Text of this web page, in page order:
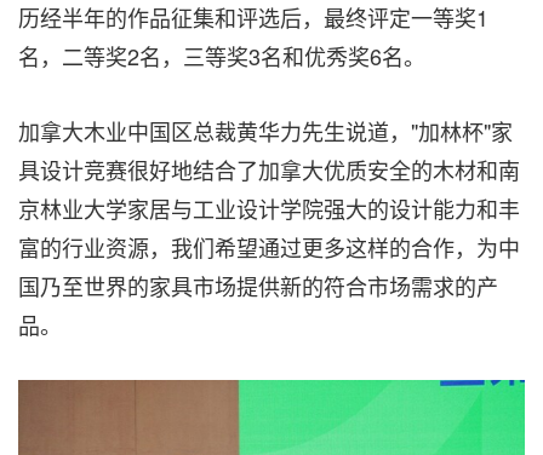
历经半年的作品征集和评选后，最终评定一等奖1
名，二等奖2名，三等奖3名和优秀奖6名。
加拿大木业中国区总裁黄华力先生说道，"加林杯"家
具设计竞赛很好地结合了加拿大优质安全的木材和南
京林业大学家居与工业设计学院强大的设计能力和丰
富的行业资源，我们希望通过更多这样的合作，为中
国乃至世界的家具市场提供新的符合市场需求的产
品。